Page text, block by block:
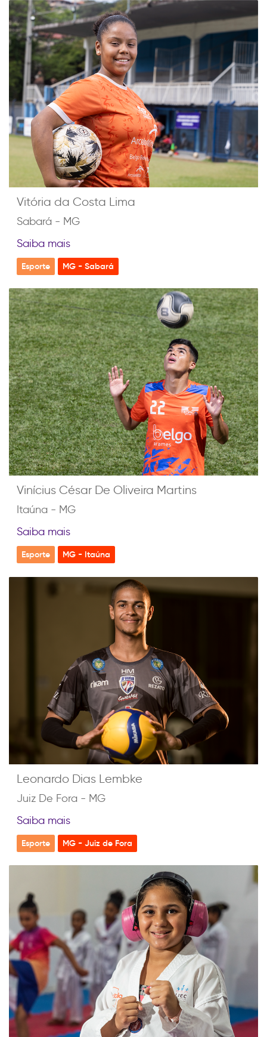
Vitória da Costa Lima
Sabará - MG
Saiba mais
Esporte MG - Sabará
Vinícius César De Oliveira Martins
Itaúna - MG
Saiba mais
Esporte MG - Itaúna
Leonardo Dias Lembke
Juiz De Fora - MG
Saiba mais
Esporte MG - Juiz de Fora